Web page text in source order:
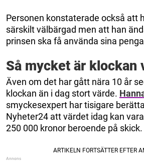
Personen konstaterade också att
särskilt välbärgad men att han
prinsen ska få använda sina
Så mycket är klockan
Även om det har gått nära 10 år
klockan än i dag stort värde.
smyckesexpert har tisigare
Nyheter24 att värdet idag kan
250 000 kronor beroende på skick.